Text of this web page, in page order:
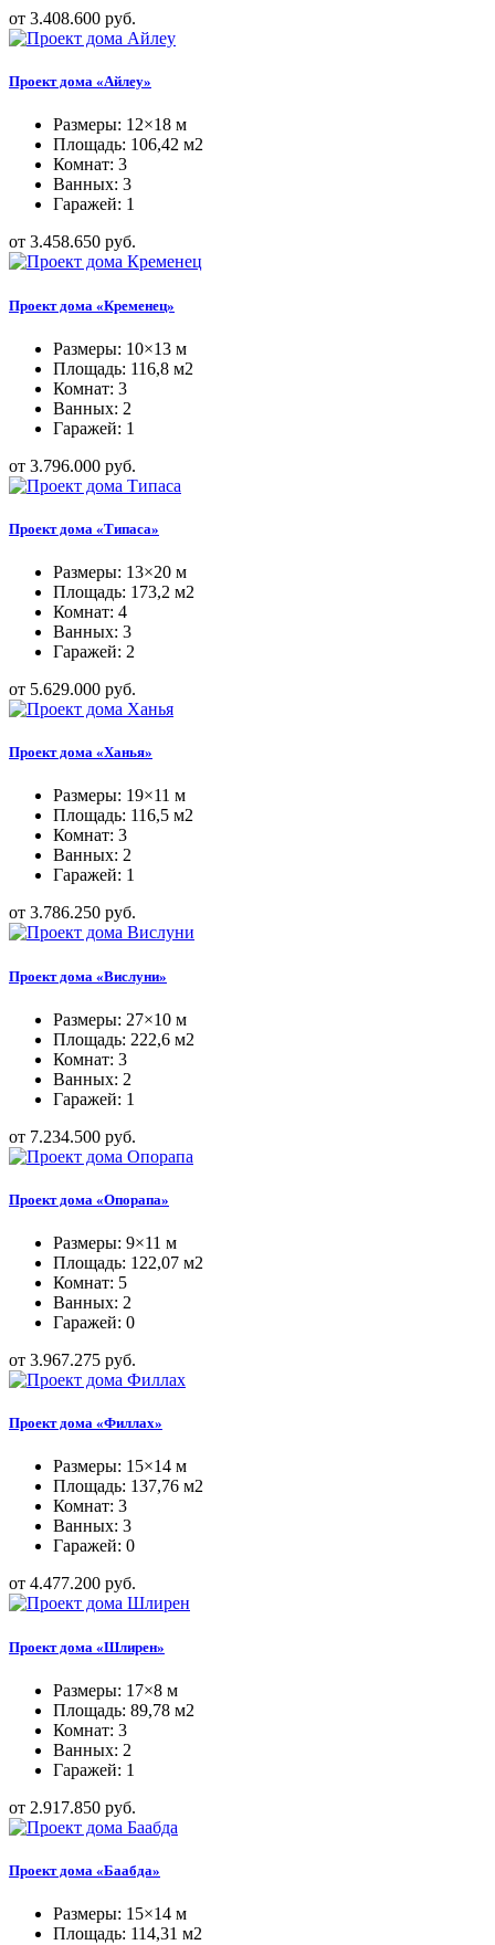
от 3.408.600 руб.
Проект дома «Айлеу»
Размеры: 12×18 м
Площадь: 106,42 м2
Комнат: 3
Ванных: 3
Гаражей: 1
от 3.458.650 руб.
Проект дома «Кременец»
Размеры: 10×13 м
Площадь: 116,8 м2
Комнат: 3
Ванных: 2
Гаражей: 1
от 3.796.000 руб.
Проект дома «Типаса»
Размеры: 13×20 м
Площадь: 173,2 м2
Комнат: 4
Ванных: 3
Гаражей: 2
от 5.629.000 руб.
Проект дома «Ханья»
Размеры: 19×11 м
Площадь: 116,5 м2
Комнат: 3
Ванных: 2
Гаражей: 1
от 3.786.250 руб.
Проект дома «Вислуни»
Размеры: 27×10 м
Площадь: 222,6 м2
Комнат: 3
Ванных: 2
Гаражей: 1
от 7.234.500 руб.
Проект дома «Опорапа»
Размеры: 9×11 м
Площадь: 122,07 м2
Комнат: 5
Ванных: 2
Гаражей: 0
от 3.967.275 руб.
Проект дома «Филлах»
Размеры: 15×14 м
Площадь: 137,76 м2
Комнат: 3
Ванных: 3
Гаражей: 0
от 4.477.200 руб.
Проект дома «Шлирен»
Размеры: 17×8 м
Площадь: 89,78 м2
Комнат: 3
Ванных: 2
Гаражей: 1
от 2.917.850 руб.
Проект дома «Баабда»
Размеры: 15×14 м
Площадь: 114,31 м2